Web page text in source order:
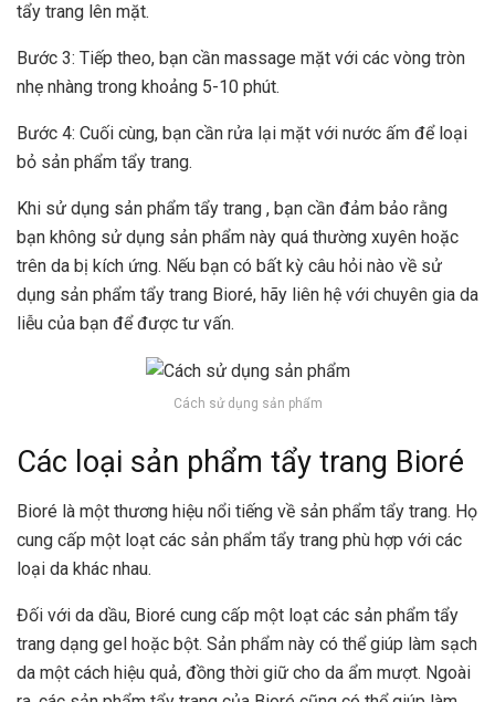
tẩy trang lên mặt.
Bước 3: Tiếp theo, bạn cần massage mặt với các vòng tròn
nhẹ nhàng trong khoảng 5-10 phút.
Bước 4: Cuối cùng, bạn cần rửa lại mặt với nước ấm để loại
bỏ sản phẩm tẩy trang.
Khi sử dụng sản phẩm tẩy trang , bạn cần đảm bảo rằng
bạn không sử dụng sản phẩm này quá thường xuyên hoặc
trên da bị kích ứng. Nếu bạn có bất kỳ câu hỏi nào về sử
dụng sản phẩm tẩy trang Bioré, hãy liên hệ với chuyên gia da
liễu của bạn để được tư vấn.
Cách sử dụng sản phẩm
Các loại sản phẩm tẩy trang Bioré
Bioré là một thương hiệu nổi tiếng về sản phẩm tẩy trang. Họ
cung cấp một loạt các sản phẩm tẩy trang phù hợp với các
loại da khác nhau.
Đối với da dầu, Bioré cung cấp một loạt các sản phẩm tẩy
trang dạng gel hoặc bột. Sản phẩm này có thể giúp làm sạch
da một cách hiệu quả, đồng thời giữ cho da ẩm mượt. Ngoài